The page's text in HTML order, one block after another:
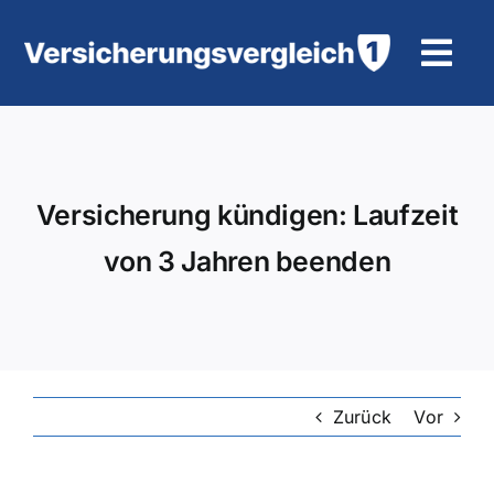
Inhalt
Motorradversicherung
Versicherung kündigen: Laufzeit
von 3 Jahren beenden
Zurück Vor